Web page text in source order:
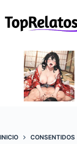
contenido
INICIO CONSENTIDOS